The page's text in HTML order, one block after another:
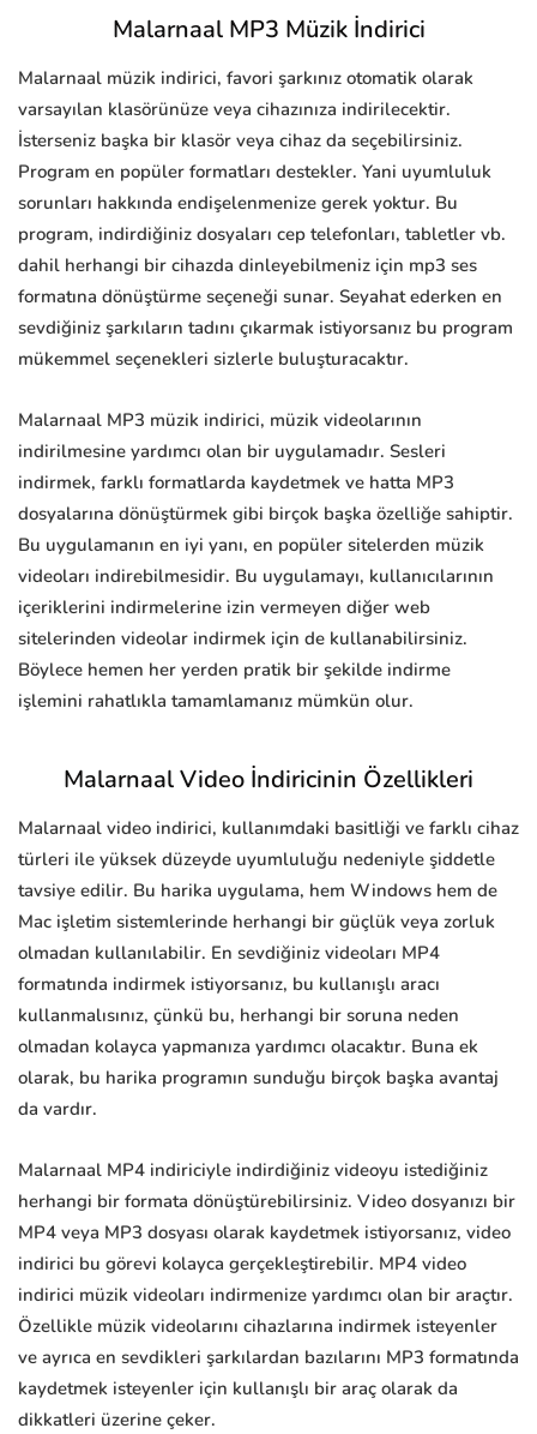
Malarnaal MP3 Müzik İndirici
Malarnaal müzik indirici, favori şarkınız otomatik olarak
varsayılan klasörünüze veya cihazınıza indirilecektir.
İsterseniz başka bir klasör veya cihaz da seçebilirsiniz.
Program en popüler formatları destekler. Yani uyumluluk
sorunları hakkında endişelenmenize gerek yoktur. Bu
program, indirdiğiniz dosyaları cep telefonları, tabletler vb.
dahil herhangi bir cihazda dinleyebilmeniz için mp3 ses
formatına dönüştürme seçeneği sunar. Seyahat ederken en
sevdiğiniz şarkıların tadını çıkarmak istiyorsanız bu program
mükemmel seçenekleri sizlerle buluşturacaktır.
Malarnaal MP3 müzik indirici, müzik videolarının
indirilmesine yardımcı olan bir uygulamadır. Sesleri
indirmek, farklı formatlarda kaydetmek ve hatta MP3
dosyalarına dönüştürmek gibi birçok başka özelliğe sahiptir.
Bu uygulamanın en iyi yanı, en popüler sitelerden müzik
videoları indirebilmesidir. Bu uygulamayı, kullanıcılarının
içeriklerini indirmelerine izin vermeyen diğer web
sitelerinden videolar indirmek için de kullanabilirsiniz.
Böylece hemen her yerden pratik bir şekilde indirme
işlemini rahatlıkla tamamlamanız mümkün olur.
Malarnaal Video İndiricinin Özellikleri
Malarnaal video indirici, kullanımdaki basitliği ve farklı cihaz
türleri ile yüksek düzeyde uyumluluğu nedeniyle şiddetle
tavsiye edilir. Bu harika uygulama, hem Windows hem de
Mac işletim sistemlerinde herhangi bir güçlük veya zorluk
olmadan kullanılabilir. En sevdiğiniz videoları MP4
formatında indirmek istiyorsanız, bu kullanışlı aracı
kullanmalısınız, çünkü bu, herhangi bir soruna neden
olmadan kolayca yapmanıza yardımcı olacaktır. Buna ek
olarak, bu harika programın sunduğu birçok başka avantaj
da vardır.
Malarnaal MP4 indiriciyle indirdiğiniz videoyu istediğiniz
herhangi bir formata dönüştürebilirsiniz. Video dosyanızı bir
MP4 veya MP3 dosyası olarak kaydetmek istiyorsanız, video
indirici bu görevi kolayca gerçekleştirebilir. MP4 video
indirici müzik videoları indirmenize yardımcı olan bir araçtır.
Özellikle müzik videolarını cihazlarına indirmek isteyenler
ve ayrıca en sevdikleri şarkılardan bazılarını MP3 formatında
kaydetmek isteyenler için kullanışlı bir araç olarak da
dikkatleri üzerine çeker.